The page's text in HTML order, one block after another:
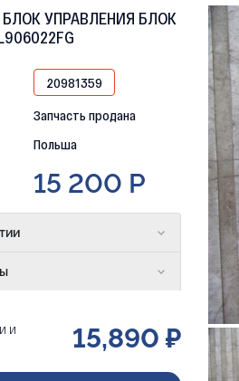
БЛОК УПРАВЛЕНИЯ БЛОК
20981359
Запчасть продана
Польша
15 200 Р
и
15,890 ₽